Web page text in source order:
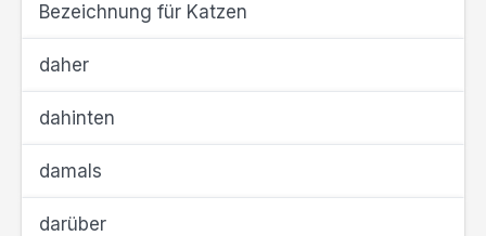
Bezeichnung für Katzen
daher
dahinten
damals
darüber